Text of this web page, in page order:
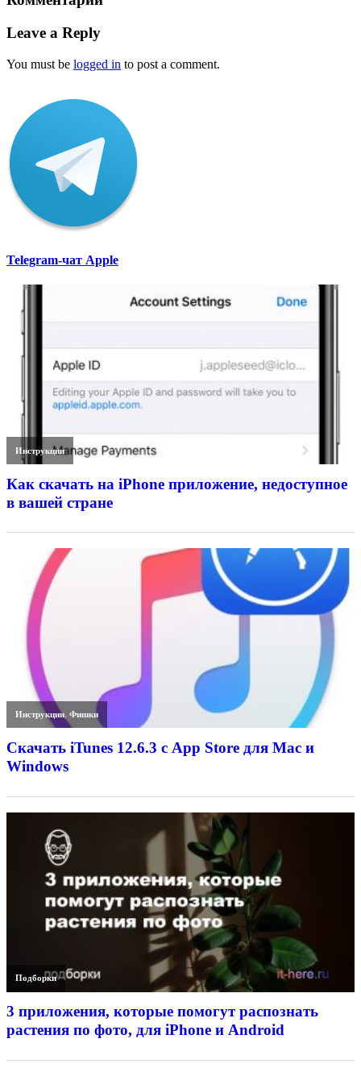
Leave a Reply
You must be logged in to post a comment.
Telegram-чат Apple
Инструкции
Как скачать на iPhone приложение, недоступное
в вашей стране
Инструкции,Фишки
Скачать iTunes 12.6.3 с App Store для Mac и
Windows
Подборки
3 приложения, которые помогут распознать
растения по фото, для iPhone и Android